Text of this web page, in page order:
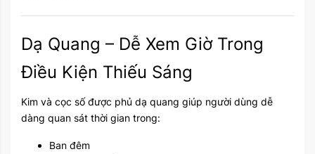
Dạ Quang – Dễ Xem Giờ Trong
Điều Kiện Thiếu Sáng
Kim và cọc số được phủ dạ quang giúp người dùng dễ
dàng quan sát thời gian trong:
Ban đêm